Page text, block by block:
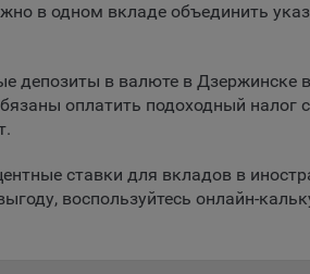
9.1.
в одном вкладе объединить
депозиты в валюте в Дзержинске
оплатить подоходный налог
ставки для вкладов в
воспользуйтесь онлайн-